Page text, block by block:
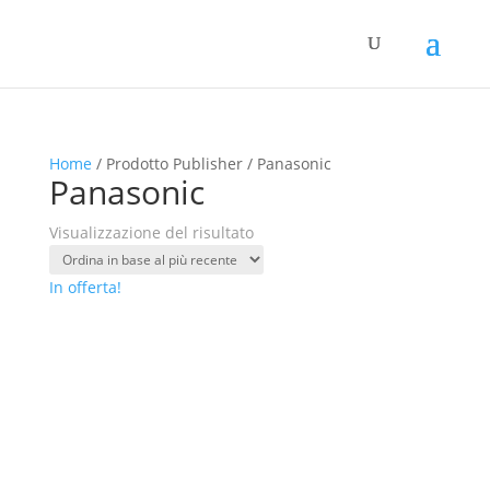
Home / Prodotto Publisher / Panasonic
Panasonic
Visualizzazione del risultato
In offerta!